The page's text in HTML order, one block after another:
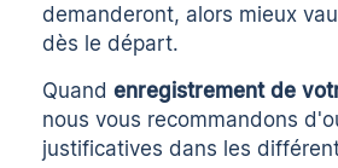
demanderont, alors mieux
dès le départ.
Quand enregistrement de
nous vous recommandons
justificatives dans les